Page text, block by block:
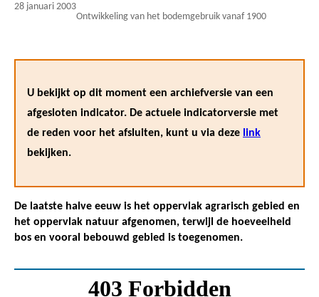
28 januari 2003
Ontwikkeling van het bodemgebruik vanaf 1900
U bekijkt op dit moment een archiefversie van een
afgesloten indicator. De actuele indicatorversie met
de reden voor het afsluiten, kunt u via deze link
bekijken.
De laatste halve eeuw is het oppervlak agrarisch gebied en
het oppervlak natuur afgenomen, terwijl de hoeveelheid
bos en vooral bebouwd gebied is toegenomen.